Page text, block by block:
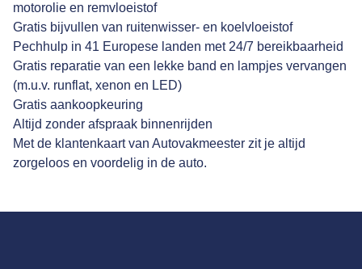
motorolie en remvloeistof
Gratis bijvullen van ruitenwisser- en koelvloeistof
Pechhulp in 41 Europese landen met 24/7 bereikbaarheid
Gratis reparatie van een lekke band en lampjes vervangen
(m.u.v. runflat, xenon en LED)
Gratis aankoopkeuring
Altijd zonder afspraak binnenrijden
Met de klantenkaart van Autovakmeester zit je altijd
zorgeloos en voordelig in de auto.